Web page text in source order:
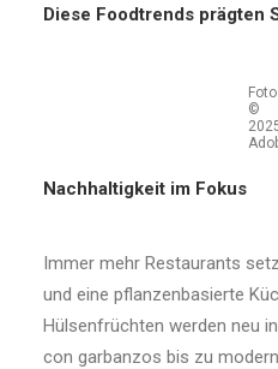
Diese Foodtrends prägten
©
Nachhaltigkeit im Fokus
Immer mehr Restaurants
und eine pflanzenbasierte
Hülsenfrüchten werden neu
con garbanzos bis zu